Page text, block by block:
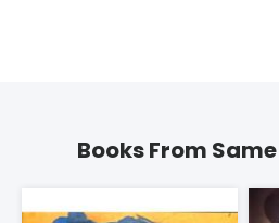
Books From